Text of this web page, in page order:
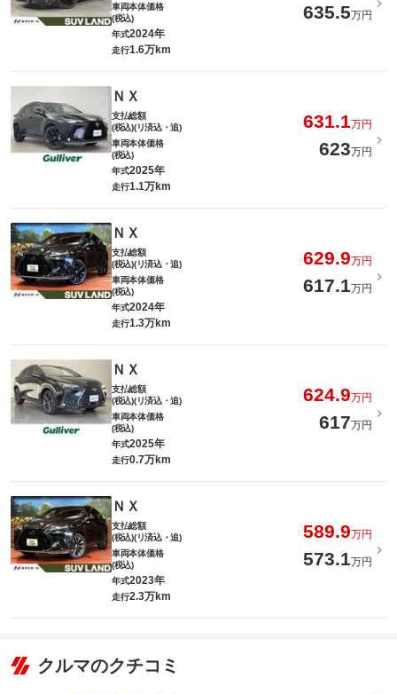
車両本体価格
(税込)
635.5万円
年式2024年
走行1.6万km
ＮＸ
支払総額
(税込)(リ済込・追)
631.1万円
車両本体価格
(税込)
623万円
年式2025年
走行1.1万km
ＮＸ
支払総額
(税込)(リ済込・追)
629.9万円
車両本体価格
(税込)
617.1万円
年式2024年
走行1.3万km
ＮＸ
支払総額
(税込)(リ済込・追)
624.9万円
車両本体価格
(税込)
617万円
年式2025年
走行0.7万km
ＮＸ
支払総額
(税込)(リ済込・追)
589.9万円
車両本体価格
(税込)
573.1万円
年式2023年
走行2.3万km
クルマのクチコミ